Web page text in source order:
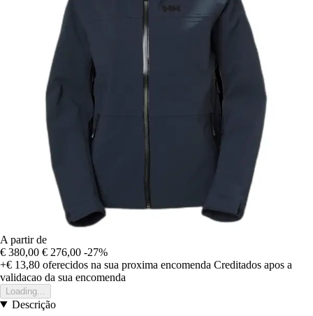
A partir de
€ 380,00 € 276,00 -27%
+€ 13,80 oferecidos na sua proxima encomenda Creditados apos a
validacao da sua encomenda
Loading...
Descrição